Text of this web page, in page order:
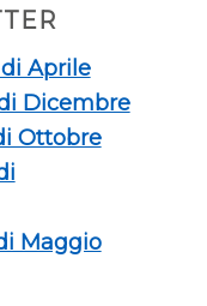
Aprile
Dicembre
Ottobre
Maggio